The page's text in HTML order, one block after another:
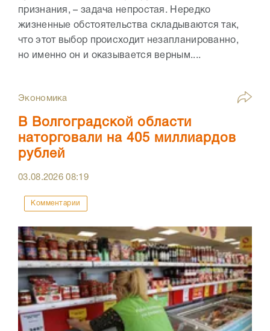
признания, – задача непростая. Нередко
жизненные обстоятельства складываются так,
что этот выбор происходит незапланированно,
но именно он и оказывается верным....
Экономика
В Волгоградской области
наторговали на 405 миллиардов
рублей
03.08.202608:19
Комментарии